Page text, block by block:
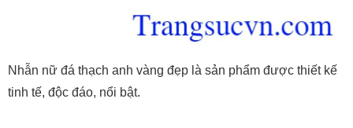
Nhẫn nữ đá thạch anh vàng đẹp là sản phẩm được thiết kế
tinh tế, độc đáo, nổi bật.